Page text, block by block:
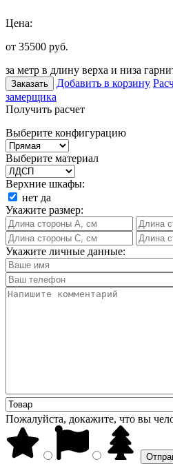
Цена:
от 35500 руб.
за метр в длину верха и низа
Заказать Добавить в корзину
замерщика
Получить расчет
Выберите конфигурацию
Выберите материал
Верхние шкафы:
нет да
Укажите размер:
Укажите личные данные:
Пожалуйста, докажите, что вы